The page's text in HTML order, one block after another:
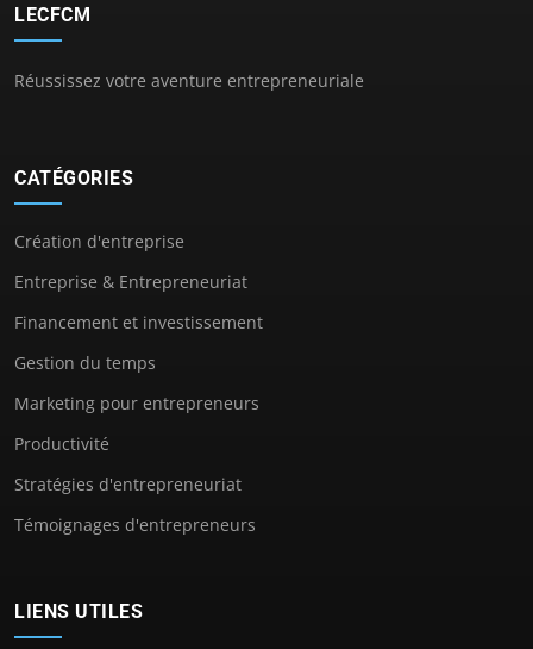
LECFCM
Réussissez votre aventure entrepreneuriale
CATÉGORIES
Création d'entreprise
Entreprise & Entrepreneuriat
Financement et investissement
Gestion du temps
Marketing pour entrepreneurs
Productivité
Stratégies d'entrepreneuriat
Témoignages d'entrepreneurs
LIENS UTILES